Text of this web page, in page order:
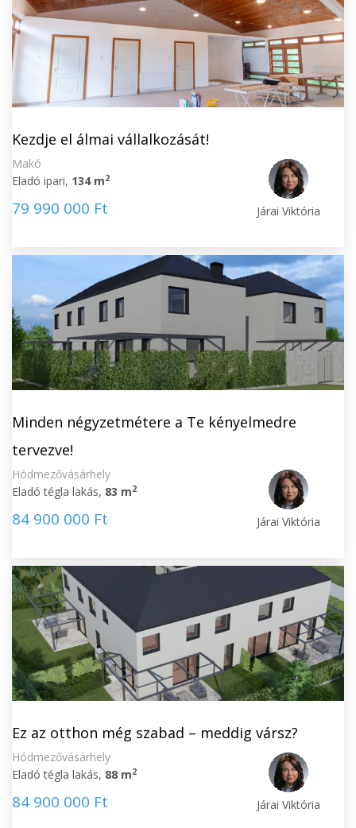
Kezdje el álmai vállalkozását!
Makó
Eladó ipari, 134 m2
79 990 000 Ft Járai Viktória
Minden négyzetmétere a Te kényelmedre
tervezve!
Hódmezővásárhely
Eladó tégla lakás, 83 m2
84 900 000 Ft Járai Viktória
Ez az otthon még szabad – meddig vársz?
Hódmezővásárhely
Eladó tégla lakás, 88 m2
84 900 000 Ft Járai Viktória